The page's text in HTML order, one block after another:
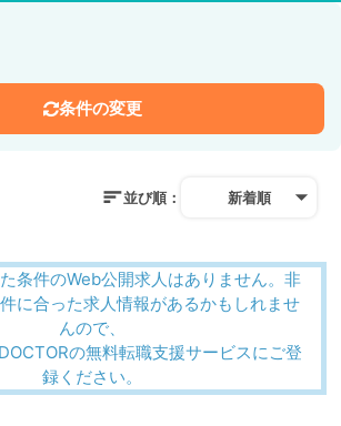
条件の変更
並び順： 新着順
条件のWeb公開求人はありません。非
に合った求人情報があるかもしれませ
んので、
の無料転職支援サービスにご登
録ください。